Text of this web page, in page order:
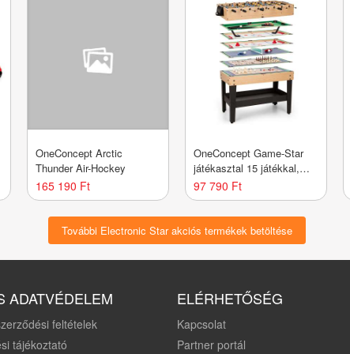
OneConcept Arctic
Thunder Air-Hockey
165 190 Ft
OneConcept Game-Star
játékasztal 15 játékkal,
multigame, rakodó rész,
MDF
97 790 Ft
További Electronic Star akciós termékek betöltése
ADATVÉDELEM
feltételek
tájékoztató
ELÉRHETŐSÉG
Kapcsolat
Partner portál